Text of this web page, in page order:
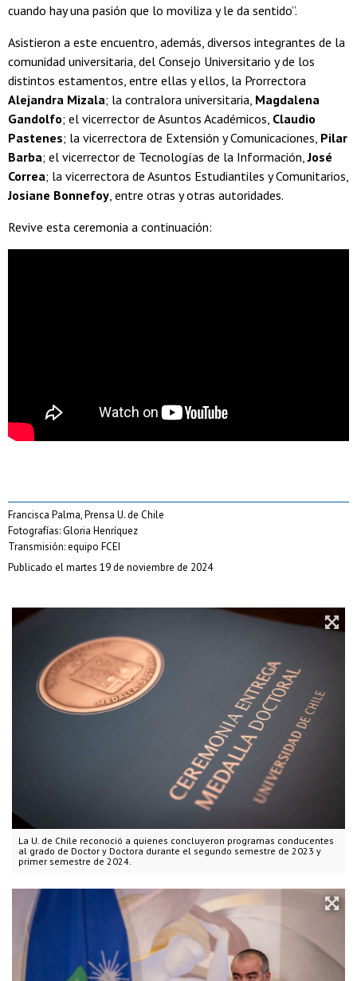
La U. de Chile reconoció a quienes concluyeron programas conducentes
al grado de Doctor y Doctora durante el segundo semestre de 2023 y
primer semestre de 2024.
cuando hay una pasión que lo moviliza y le da sentido”.
Asistieron a este encuentro, además, diversos integrantes de la
comunidad universitaria, del Consejo Universitario y de los
distintos estamentos, entre ellas y ellos, la Prorrectora
Alejandra Mizala; la contralora universitaria, Magdalena
Gandolfo; el vicerrector de Asuntos Académicos, Claudio
Pastenes; la vicerrectora de Extensión y Comunicaciones, Pilar
Barba; el vicerrector de Tecnologías de la Información,José
Correa; la vicerrectora de Asuntos Estudiantiles y Comunitarios,
Josiane Bonnefoy , entre otras y otras autoridades.
Revive esta ceremonia a continuación:
Francisca Palma, Prensa U. de Chile
Fotografías: Gloria Henríquez
Transmisión: equipo FCEI
Publicado el martes 19 de noviembre de 2024